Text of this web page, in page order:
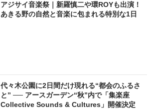
アジサイ音楽祭｜新羅慎二や環ROYも出演！
あきる野の自然と音楽に包まれる特別な1日
代々木公園に2日間だけ現れる“都会のふるさ
と” ── アースガーデン“秋”内で「集楽座
Collective Sounds & Cultures」開催決定